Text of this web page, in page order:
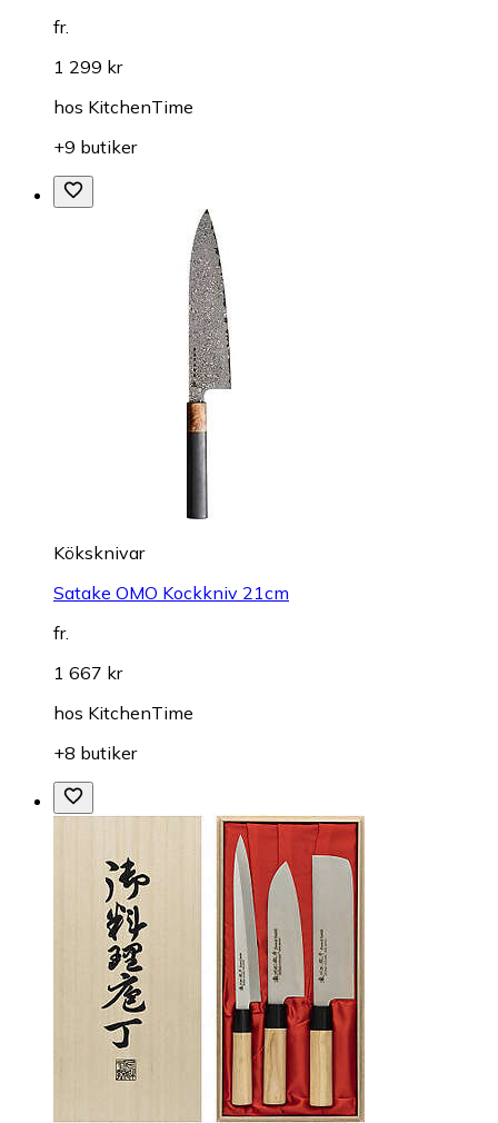
fr.
1 299 kr
hos KitchenTime
+9 butiker
Köksknivar
Satake OMO Kockkniv 21cm
fr.
1 667 kr
hos KitchenTime
+8 butiker